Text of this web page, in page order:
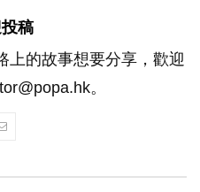
稿
上的故事想要分享，歡迎
。